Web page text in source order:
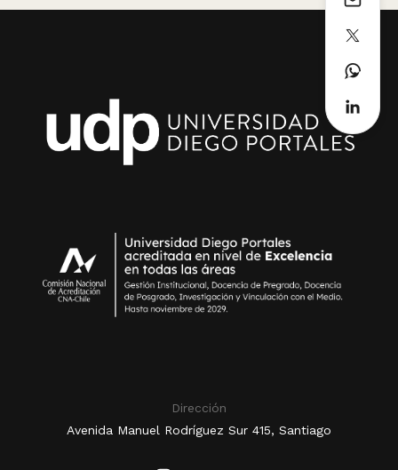
Dirección
Avenida Manuel Rodríguez Sur 415, Santiago